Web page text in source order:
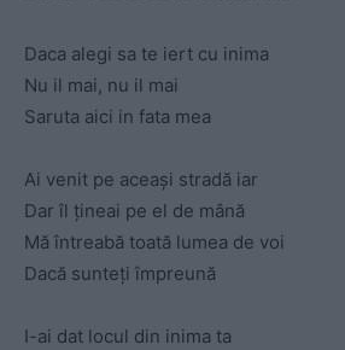
Daca alegi sa te iert cu inima
Nu il mai, nu il mai
Saruta aici in fata mea
Ai venit pe aceași stradă iar
Dar îl țineai pe el de mână
Mă întreabă toată lumea de voi
Dacă sunteți împreună
I-ai dat locul din inima ta